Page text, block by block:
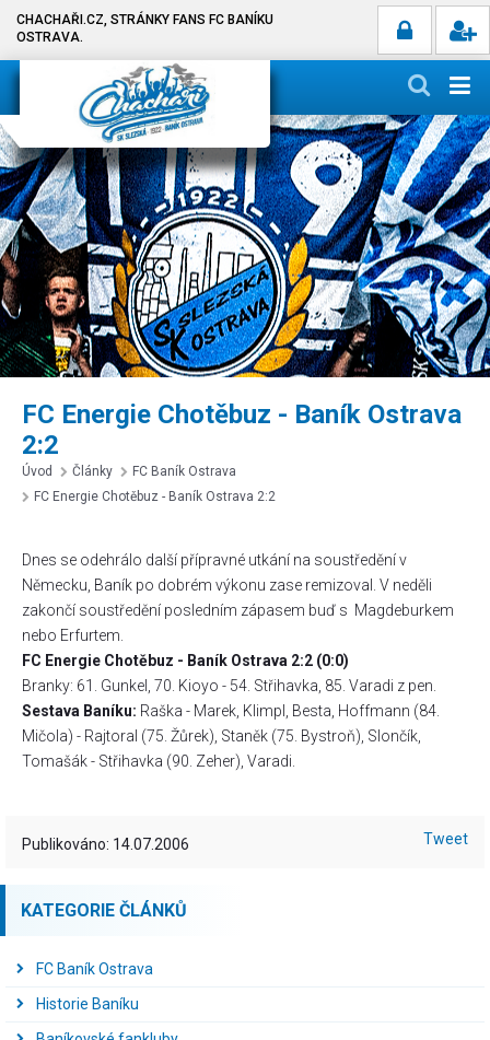
CHACHAŘI.CZ, STRÁNKY FANS FC BANÍKU
OSTRAVA.
FC Energie Chotěbuz - Baník Ostrava
2:2
Úvod Články
FC Baník Ostrava
FC Energie Chotěbuz - Baník Ostrava 2:2
Dnes se odehrálo další přípravné utkání na soustředění v
Německu, Baník po dobrém výkonu zase remizoval. V neděli
zakončí soustředění posledním zápasem buď s Magdeburkem
nebo Erfurtem.
FC Energie Chotěbuz - Baník Ostrava 2:2 (0:0)
Branky: 61. Gunkel, 70. Kioyo - 54. Střihavka, 85. Varadi z pen.
Sestava Baníku: Raška - Marek, Klimpl, Besta, Hoffmann (84.
Mičola) - Rajtoral (75. Žůrek), Staněk (75. Bystroň), Slončík,
Tomašák - Střihavka (90. Zeher), Varadi.
Publikováno: 14.07.2006 Tweet
KATEGORIE ČLÁNKŮ
FC Baník Ostrava
Historie Baníku